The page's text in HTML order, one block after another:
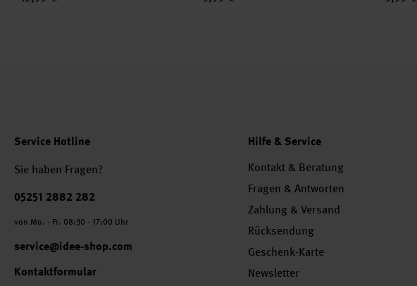
Service Hotline
Sie haben Fragen?
Telefonnummer
05251 2882 282
von Mo. - Fr. 08:30 - 17:00 Uhr
service@idee-shop.com
Kontaktformular
Hilfe & Service
Kontakt & Beratung
Fragen & Antworten
Zahlung & Versand
Rücksendung
Geschenk-Karte
Newsletter